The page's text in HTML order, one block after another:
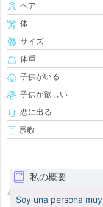
ヘア
体
サイズ
体重
子供がいる
子供が欲しい
恋に出る
宗教
私の概要
Soy una persona